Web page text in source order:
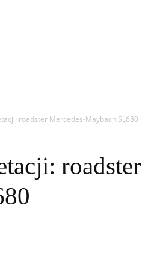
roadster Mercedes-Maybach SL680
roadster